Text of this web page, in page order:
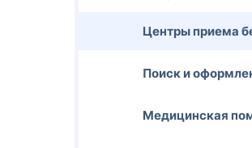
Центры приема
Поиск и
Медицинская